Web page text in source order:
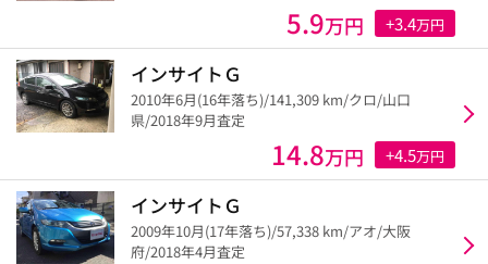
5.9万円 +3.4万円
インサイトＧ
2010年6月(16年落ち)/141,309 km/クロ/山口
県/2018年9月査定
14.8万円 +4.5万円
インサイトＧ
2009年10月(17年落ち)/57,338 km/アオ/大阪
府/2018年4月査定